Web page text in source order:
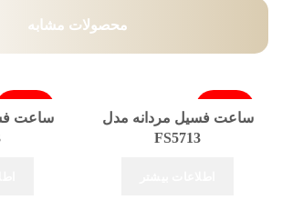
محصولات مشابه
فروخته شد
ساعت فسیل مردانه مدل
FS5713
فروخته شد
ساعت